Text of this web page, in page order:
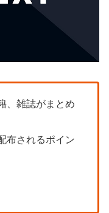
、雑誌がまとめ
布されるポイン